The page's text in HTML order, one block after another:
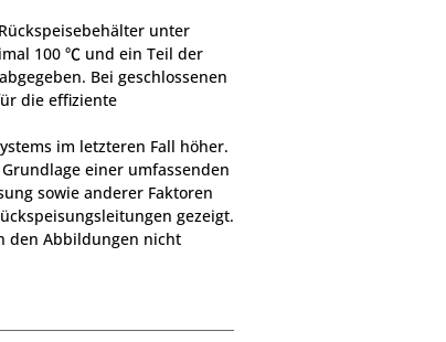
Produkte am Ende des
Verkaufszeitraums
unter
100 ℃ und ein Teil der
Bei geschlossenen
die effiziente
im letzteren Fall höher.
einer umfassenden
sowie anderer Faktoren
gezeigt.
den Abbildungen nicht